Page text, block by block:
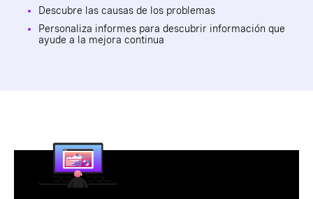
Descubre las causas de los problemas
Personaliza informes para descubrir información que
ayude a la mejora continua